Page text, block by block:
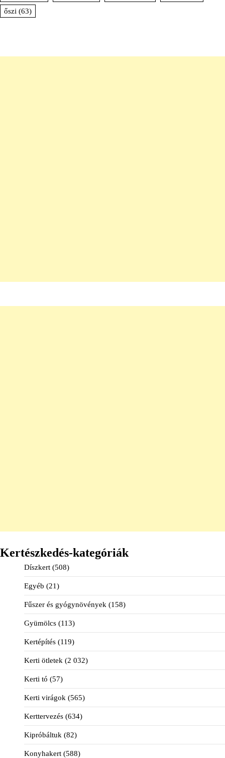
őszi (63)
Kertészkedés-kategóriák
Díszkert (508)
Egyéb (21)
Fűszer és gyógynövények (158)
Gyümölcs (113)
Kertépítés (119)
Kerti ötletek (2 032)
Kerti tó (57)
Kerti virágok (565)
Kerttervezés (634)
Kipróbáltuk (82)
Konyhakert (588)